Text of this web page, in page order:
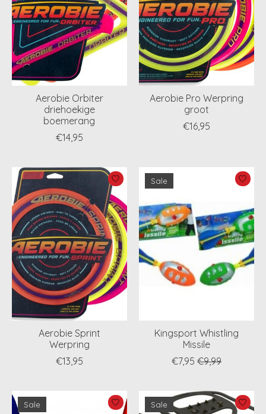
Aerobie Orbiter
driehoekige
boemerang
€14,95
Aerobie Pro Werpring
groot
€16,95
Aerobie Sprint
Werpring
€13,95
Sale
Kingsport Whistling
Missile
€7,95 €9,99
Sale Sale